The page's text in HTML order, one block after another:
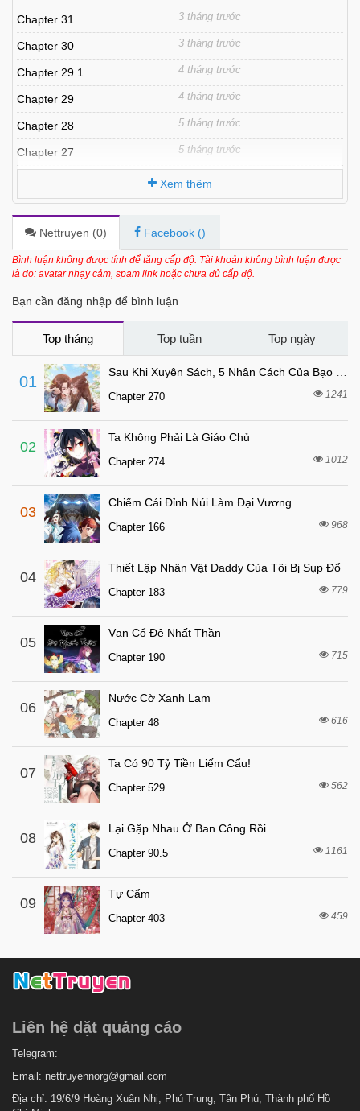
Chapter 31 3 tháng trước
Chapter 30 3 tháng trước
Chapter 29.1 4 tháng trước
Chapter 29 4 tháng trước
Chapter 28 5 tháng trước
Chapter 27 5 tháng trước
Chapter 26 6 tháng trước
Chapter 25.1 6 tháng trước
Chapter 25 7 tháng trước
7 tháng trước
Chapter 22 7 tháng trước
Chapter 20
Chapter 19
Chapter 18
Chapter 17 7 tháng trước
Chapter 16.1
Chapter 16
Chapter 15
Chapter 14 7 tháng trước
Chapter 13.5 7 tháng trước
Chapter 13
Chapter 12.5 7 tháng trước
Chapter 12
Chapter 11 7 tháng trước
Chapter 10
Chapter 9
Chapter 8 7 tháng trước
Chapter 7
Chapter 6 7 tháng trước
Chapter 5
Chapter 4
Chapter 3
Chapter 2
Xem thêm
Nettruyen (0) Facebook ()
Bình luận không được tính để tăng cấp độ. Tài khoản không bình luận được
là do: avatar nhạy cảm, spam link hoặc chưa đủ cấp độ.
Bạn cần đăng nhập để bình luận
Top tháng Top tuần Top ngày
01
Chapter 270 1241
02
Ta Không Phải Là Giáo Chủ
Chapter 274 1012
03
Chiếm Cái Đỉnh Núi Làm Đại Vương
Chapter 166 968
04
Thiết Lập Nhân Vật Daddy Của Tôi Bị Sụp Đổ
Chapter 183 779
05
Vạn Cổ Đệ Nhất Thần
Chapter 190 715
06
Nước Cờ Xanh Lam
Chapter 48 616
07
Ta Có 90 Tỷ Tiền Liếm Cẩu!
Chapter 529 562
08
Lại Gặp Nhau Ở Ban Công Rồi
Chapter 90.5 1161
09
Tự Cẩm
Chapter 403 459
Liên hệ dặt quảng cáo
Telegram:
Email: nettruyennorg@gmail.com
Địa chỉ: 19/6/9 Hoàng Xuân Nhị, Phú Trung, Tân Phú, Thành phố Hồ